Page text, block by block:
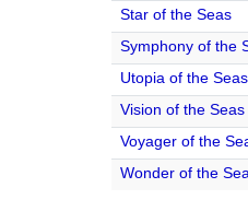
Star of the Seas
Symphony of the
Utopia of the Seas
Vision of the Seas
Voyager of the
Wonder of the